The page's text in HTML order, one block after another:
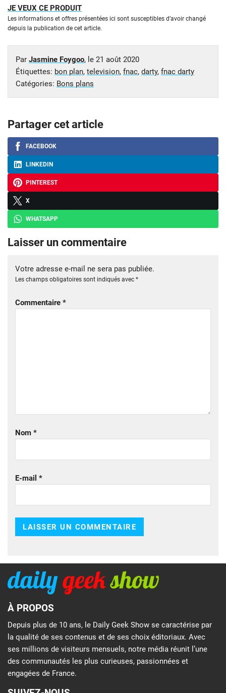
JE VEUX CE PRODUIT
Les informations et offres présentées ici sont susceptibles d’avoir changé
depuis la publication de cet article.
Par Jasmine Foygoo, le 21 août 2020
Étiquettes: bon plan, television, fnac, darty, fnac darty
Catégories: Bons plans
Partager cet article
FACEBOOK
LINKEDIN
PINTEREST
X
WHATSAPP
Laisser un commentaire
Votre adresse e-mail ne sera pas publiée.
Les champs obligatoires sont indiqués avec *
Commentaire *
Nom *
E-mail *
À PROPOS
Depuis plus de 10 ans, le Daily Geek Show se caractérise par
la qualité de ses contenus et de ses choix éditoriaux. Avec
ses millions de visiteurs mensuels, notre média réunit l’une
des communautés les plus curieuses, passionnées et
engagées de France.